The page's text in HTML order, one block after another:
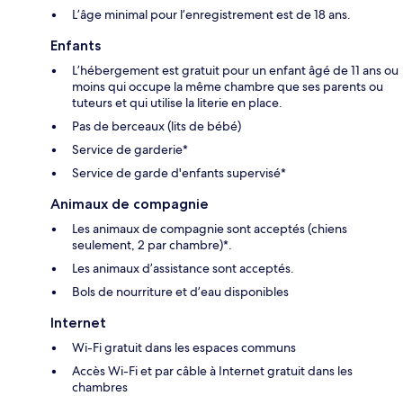
L’âge minimal pour l’enregistrement est de 18 ans.
Enfants
L’hébergement est gratuit pour un enfant âgé de 11 ans ou
moins qui occupe la même chambre que ses parents ou
tuteurs et qui utilise la literie en place.
Pas de berceaux (lits de bébé)
Service de garderie*
Service de garde d'enfants supervisé*
Animaux de compagnie
Les animaux de compagnie sont acceptés (chiens
seulement, 2 par chambre)*.
Les animaux d’assistance sont acceptés.
Bols de nourriture et d’eau disponibles
Internet
Wi-Fi gratuit dans les espaces communs
Accès Wi-Fi et par câble à Internet gratuit dans les
chambres